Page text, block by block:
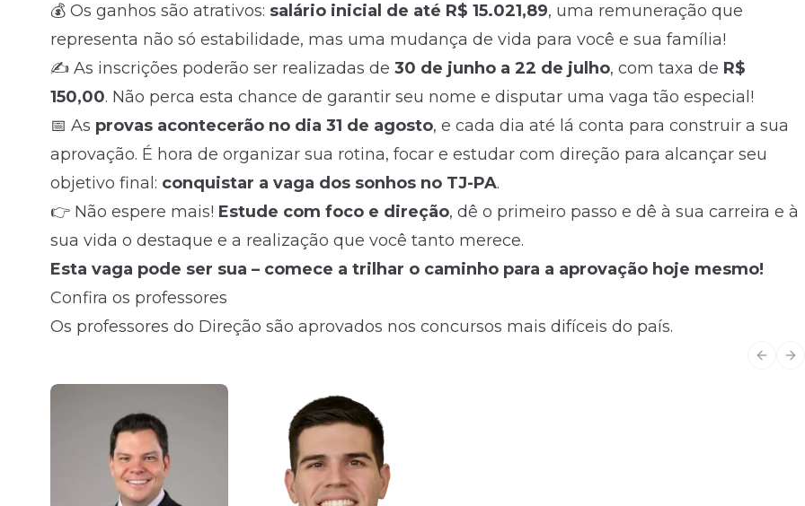
💰 Os ganhos são atrativos: salário inicial de até R$ 15.021,89, uma remuneração que
representa não só estabilidade, mas uma mudança de vida para você e sua família!
✍️ As inscrições poderão ser realizadas de 30 de junho a 22 de julho, com taxa de R$
150,00. Não perca esta chance de garantir seu nome e disputar uma vaga tão especial!
📅 As provas acontecerão no dia 31 de agosto, e cada dia até lá conta para construir a sua
aprovação. É hora de organizar sua rotina, focar e estudar com direção para alcançar seu
objetivo final: conquistar a vaga dos sonhos no TJ-PA.
👉 Não espere mais! Estude com foco e direção, dê o primeiro passo e dê à sua carreira e à
sua vida o destaque e a realização que você tanto merece.
Esta vaga pode ser sua – comece a trilhar o caminho para a aprovação hoje mesmo!
Confira os professores
Os professores do Direção são aprovados nos concursos mais difíceis do país.